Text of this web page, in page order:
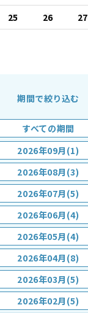
25 26 27
期間で絞り込む
すべての期間
2026年09月(1)
2026年08月(3)
2026年07月(5)
2026年06月(4)
2026年05月(4)
2026年04月(8)
2026年03月(5)
2026年02月(5)